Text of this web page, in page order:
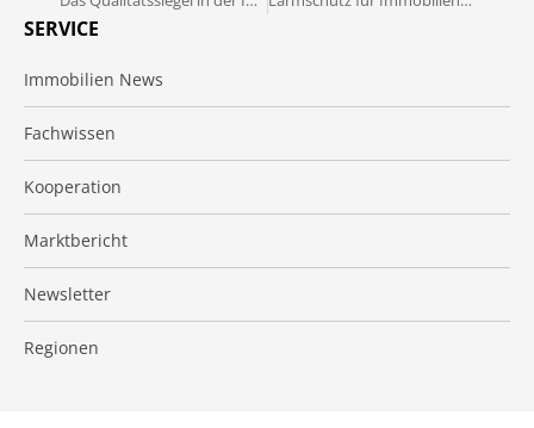
SERVICE
Immobilien News
Fachwissen
Kooperation
Marktbericht
Newsletter
Regionen